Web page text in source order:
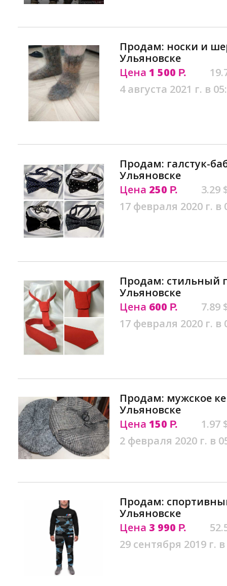
Продам: носки и
Ульяновске
Цена 1 500 Р.
4 августа 2021 г. в
Продам: галстук-
Ульяновске
Цена 250 Р.
3.29
17 февраля 2020 г. в
Продам: стильный
Ульяновске
Цена 600 Р.
7.89
17 февраля 2020 г. в
Продам: мужское
Ульяновске
Цена 150 Р.
1.97
2 февраля 2020 г. в
Продам:
Ульяновске
Цена 3 990 Р.
29 сентября 2019 г.